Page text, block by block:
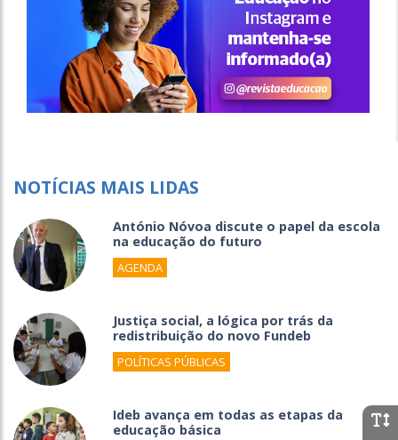
NOTÍCIAS MAIS LIDAS
António Nóvoa discute o papel da escola
na educação do futuro
AGENDA
Justiça social, a lógica por trás da
redistribuição do novo Fundeb
POLÍTICAS PÚBLICAS
Ideb avança em todas as etapas da
educação básica